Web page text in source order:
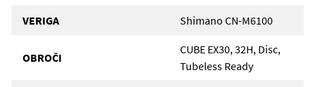
VERIGA Shimano CN-M6100
OBROČI
CUBE EX30, 32H, Disc,
Tubeless Ready